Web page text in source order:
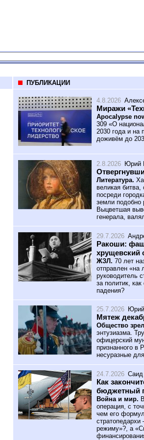
ПУБЛИКАЦИИ
4.8.2026
Миражи
Apocalypse
309 «О
2030 года и на
доживём до
2.8.2026 Юрий
Литература.
великая
посреди
земли подобно
Выцветшая
генерала,
29.7.2026
Ракоши:
ЖЗЛ. 70 лет
отправлен «на
руководитель
за политик,
падения?
25.7.2026
Мятеж
Общество
энтузиазма.
офицерский
признанного в
несуразные
24.7.2026
Как
бюджетный
Война и мир.
операция, с
чем его
режиму»?, а